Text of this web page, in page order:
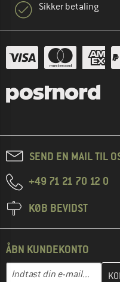
Sikker betaling
SEND EN MAIL TIL
+49 71 21 70 12 0
KØB BEVIDST
ÅBN KUNDEKONTO
E-mail-adresse
Indtast din e-mailadresse